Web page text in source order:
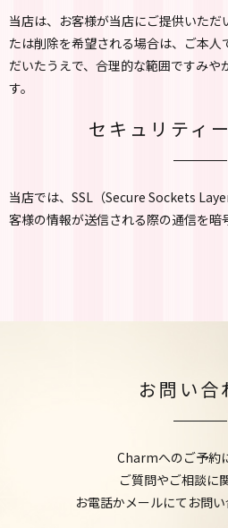
当店は、お客様が当店にご提供いただ
たは削除を希望される場合は、ご本
だいたうえで、合理的な範囲ですみや
す。
セキュリティ
当店では、SSL（Secure Sockets
客様の情報が送信される際の通信を暗
お問い合
Charmへのご予約
ご質問やご相談に
お電話かメールにてお問い